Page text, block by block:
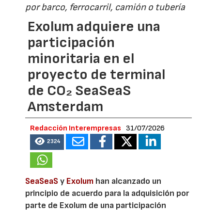
por barco, ferrocarril, camión o tubería
Exolum adquiere una
participación
minoritaria en el
proyecto de terminal
de CO₂ SeaSeaS
Amsterdam
Redacción Interempresas 31/07/2026
2324
SeaSeaSy Exolum han alcanzado un
principio de acuerdo para la adquisición por
parte de Exolum de una participación